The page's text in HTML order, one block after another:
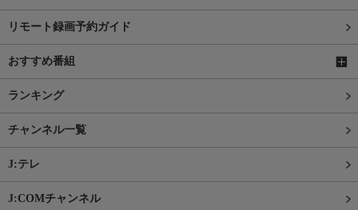
リモート録画予約ガイド
おすすめ番組
ランキング
チャンネル一覧
J:テレ
J:COMチャンネル